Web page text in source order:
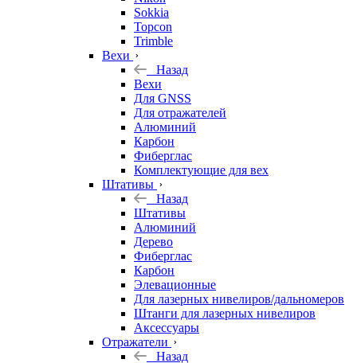
Sokkia
Topcon
Trimble
Вехи
Назад
Вехи
Для GNSS
Для отражателей
Алюминий
Карбон
Фиберглас
Комплектующие для вех
Штативы
Назад
Штативы
Алюминий
Дерево
Фиберглас
Карбон
Элевационные
Для лазерных нивелиров/дальномеров
Штанги для лазерных нивелиров
Аксессуары
Отражатели
Назад